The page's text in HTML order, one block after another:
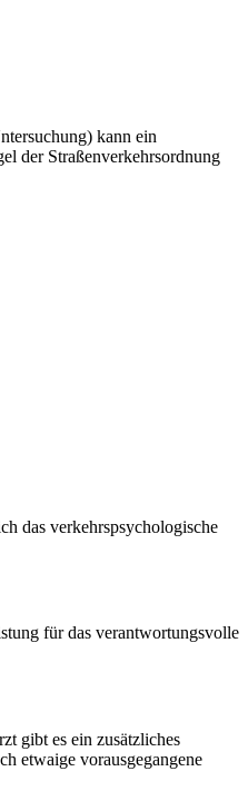
kann ein
der Straßenverkehrsordnung
das verkehrspsychologische
für das verantwortungsvolle
gibt es ein zusätzliches
etwaige vorausgegangene